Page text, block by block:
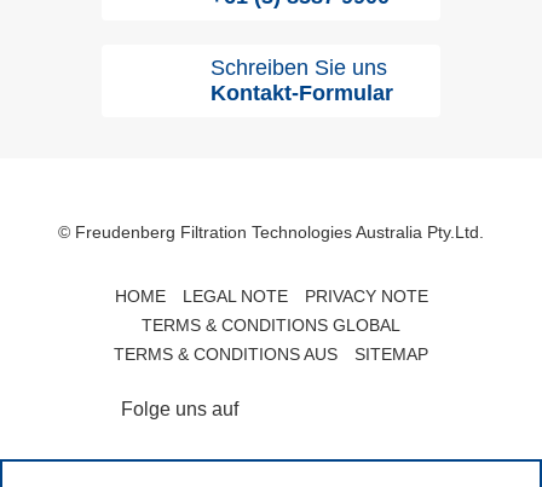
Schreiben Sie uns
Kontakt-Formular
© Freudenberg Filtration Technologies Australia Pty.Ltd.
HOME LEGAL NOTE
PRIVACY NOTE
TERMS & CONDITIONS GLOBAL
TERMS & CONDITIONS AUS
SITEMAP
Folge uns auf